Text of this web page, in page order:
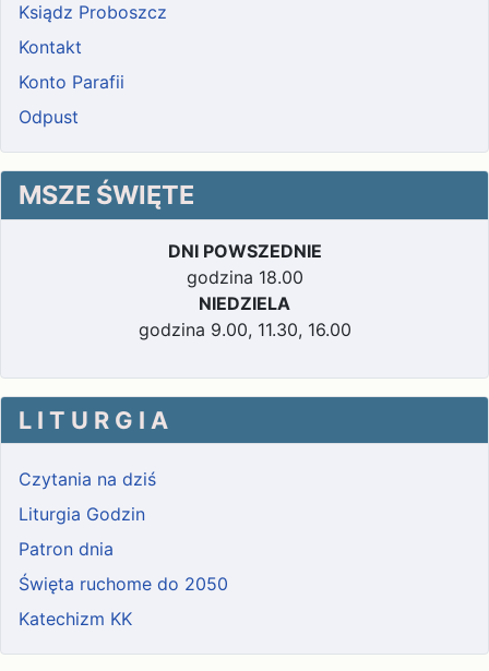
Ksiądz Proboszcz
Kontakt
Konto Parafii
Odpust
MSZE ŚWIĘTE
DNI POWSZEDNIE
godzina 18.00
NIEDZIELA
godzina 9.00, 11.30, 16.00
L I T U R G I A
Czytania na dziś
Liturgia Godzin
Patron dnia
Święta ruchome do 2050
Katechizm KK